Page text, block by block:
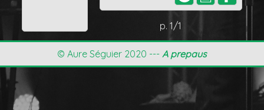
p. 1/1
© Aure Séguier 2020 --- A prepaus